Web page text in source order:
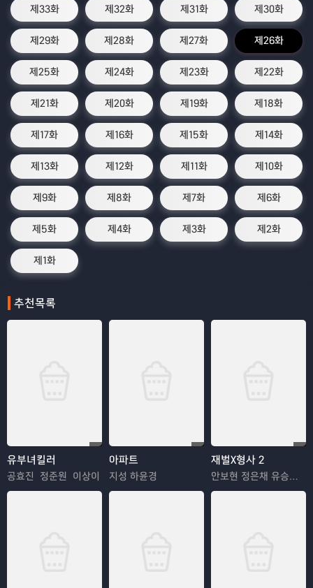
제33화 제32화 제31화 제30화
제29화 제28화 제27화 제26화
제25화 제24화 제23화 제22화
제21화 제20화 제19화 제18화
제17화 제16화 제15화 제14화
제13화 제12화 제11화 제10화
제9화 제8화 제7화 제6화
제5화 제4화 제3화 제2화
제1화
추천목록
유부녀킬러
공효진 정준원 이상이
아파트
지성 하윤경
재벌X형사 2
안보현 정은채 유승호 김혜은